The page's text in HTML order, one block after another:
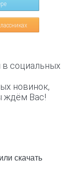
социальных
новинок,
ждём Вас!
скачать